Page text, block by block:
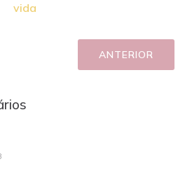
vida
ANTERIOR